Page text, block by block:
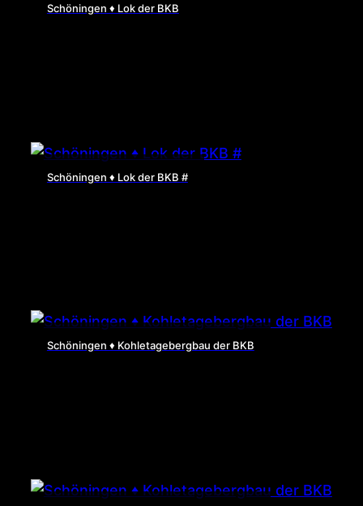
Schöningen ♦ Lok der BKB
Schöningen ♦ Lok der BKB #
Schöningen ♦ Kohletagebergbau der BKB